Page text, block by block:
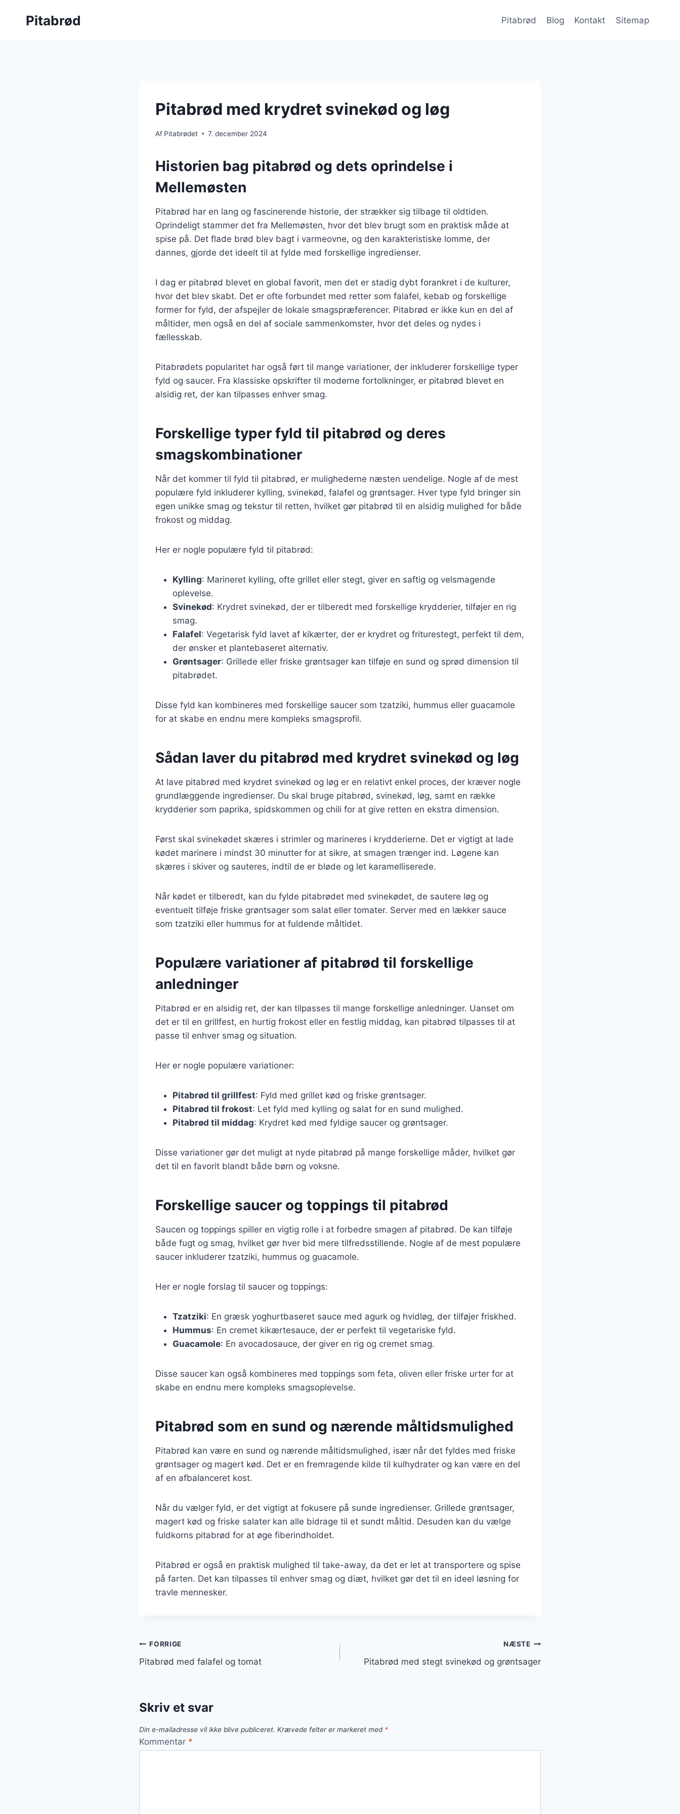
Pitabrød Pitabrød Blog Kontakt Sitemap
Pitabrød med krydret svinekød og løg
Af Pitabrødet 7. december 2024
Historien bag pitabrød og dets oprindelse i
Mellemøsten
Pitabrød har en lang og fascinerende historie, der strækker sig tilbage til oldtiden.
Oprindeligt stammer det fra Mellemøsten, hvor det blev brugt som en praktisk måde at
spise på. Det flade brød blev bagt i varmeovne, og den karakteristiske lomme, der
dannes, gjorde det ideelt til at fylde med forskellige ingredienser.
I dag er pitabrød blevet en global favorit, men det er stadig dybt forankret i de kulturer,
hvor det blev skabt. Det er ofte forbundet med retter som falafel, kebab og forskellige
former for fyld, der afspejler de lokale smagspræferencer. Pitabrød er ikke kun en del af
måltider, men også en del af sociale sammenkomster, hvor det deles og nydes i
fællesskab.
Pitabrødets popularitet har også ført til mange variationer, der inkluderer forskellige typer
fyld og saucer. Fra klassiske opskrifter til moderne fortolkninger, er pitabrød blevet en
alsidig ret, der kan tilpasses enhver smag.
Forskellige typer fyld til pitabrød og deres
smagskombinationer
Når det kommer til fyld til pitabrød, er mulighederne næsten uendelige. Nogle af de mest
populære fyld inkluderer kylling, svinekød, falafel og grøntsager. Hver type fyld bringer sin
egen unikke smag og tekstur til retten, hvilket gør pitabrød til en alsidig mulighed for både
frokost og middag.
Her er nogle populære fyld til pitabrød:
Kylling: Marineret kylling, ofte grillet eller stegt, giver en saftig og velsmagende
oplevelse.
Svinekød: Krydret svinekød, der er tilberedt med forskellige krydderier, tilføjer en rig
smag.
Falafel: Vegetarisk fyld lavet af kikærter, der er krydret og friturestegt, perfekt til dem,
der ønsker et plantebaseret alternativ.
Grøntsager: Grillede eller friske grøntsager kan tilføje en sund og sprød dimension til
pitabrødet.
Disse fyld kan kombineres med forskellige saucer som tzatziki, hummus eller guacamole
for at skabe en endnu mere kompleks smagsprofil.
Sådan laver du pitabrød med krydret svinekød og løg
At lave pitabrød med krydret svinekød og løg er en relativt enkel proces, der kræver nogle
grundlæggende ingredienser. Du skal bruge pitabrød, svinekød, løg, samt en række
krydderier som paprika, spidskommen og chili for at give retten en ekstra dimension.
Først skal svinekødet skæres i strimler og marineres i krydderierne. Det er vigtigt at lade
kødet marinere i mindst 30 minutter for at sikre, at smagen trænger ind. Løgene kan
skæres i skiver og sauteres, indtil de er bløde og let karamelliserede.
Når kødet er tilberedt, kan du fylde pitabrødet med svinekødet, de sautere løg og
eventuelt tilføje friske grøntsager som salat eller tomater. Server med en lækker sauce
som tzatziki eller hummus for at fuldende måltidet.
Populære variationer af pitabrød til forskellige
anledninger
Pitabrød er en alsidig ret, der kan tilpasses til mange forskellige anledninger. Uanset om
det er til en grillfest, en hurtig frokost eller en festlig middag, kan pitabrød tilpasses til at
passe til enhver smag og situation.
Her er nogle populære variationer:
Pitabrød til grillfest: Fyld med grillet kød og friske grøntsager.
Pitabrød til frokost: Let fyld med kylling og salat for en sund mulighed.
Pitabrød til middag: Krydret kød med fyldige saucer og grøntsager.
Disse variationer gør det muligt at nyde pitabrød på mange forskellige måder, hvilket gør
det til en favorit blandt både børn og voksne.
Forskellige saucer og toppings til pitabrød
Saucen og toppings spiller en vigtig rolle i at forbedre smagen af pitabrød. De kan tilføje
både fugt og smag, hvilket gør hver bid mere tilfredsstillende. Nogle af de mest populære
saucer inkluderer tzatziki, hummus og guacamole.
Her er nogle forslag til saucer og toppings:
Tzatziki: En græsk yoghurtbaseret sauce med agurk og hvidløg, der tilføjer friskhed.
Hummus: En cremet kikærtesauce, der er perfekt til vegetariske fyld.
Guacamole: En avocadosauce, der giver en rig og cremet smag.
Disse saucer kan også kombineres med toppings som feta, oliven eller friske urter for at
skabe en endnu mere kompleks smagsoplevelse.
Pitabrød som en sund og nærende måltidsmulighed
Pitabrød kan være en sund og nærende måltidsmulighed, især når det fyldes med friske
grøntsager og magert kød. Det er en fremragende kilde til kulhydrater og kan være en del
af en afbalanceret kost.
Når du vælger fyld, er det vigtigt at fokusere på sunde ingredienser. Grillede grøntsager,
magert kød og friske salater kan alle bidrage til et sundt måltid. Desuden kan du vælge
fuldkorns pitabrød for at øge fiberindholdet.
Pitabrød er også en praktisk mulighed til take-away, da det er let at transportere og spise
på farten. Det kan tilpasses til enhver smag og diæt, hvilket gør det til en ideel løsning for
travle mennesker.
Indlægsnavigation
FORRIGE
Pitabrød med falafel og tomat
NÆSTE
Pitabrød med stegt svinekød og grøntsager
Skriv et svar
Din e-mailadresse vil ikke blive publiceret. Krævede felter er markeret med *
Kommentar *